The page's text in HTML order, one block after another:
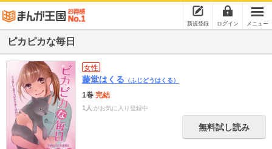
新規登録 ログイン メニュー
ピカピカな毎日
女性
藤堂はくる （ふじどうはくる）
1巻 完結
1人 がお気に入り登録中
無料試し読み